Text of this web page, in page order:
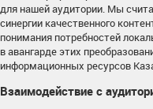
для нашей аудитории. Мы
синергии качественного
понимания потребностей
в авангарде этих
информационных ресурсов
Взаимодействие с